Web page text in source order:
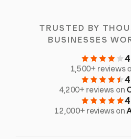
TRUSTED BY
BUSINESSES
1,500+ reviews
4,200+ reviews on
12,000+ reviews on